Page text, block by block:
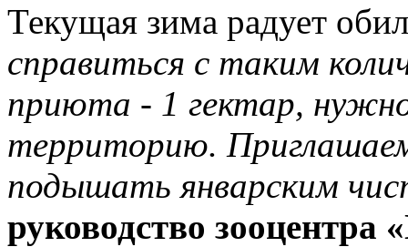
Текущая зима радует
справиться с таким
приюта - 1 гектар,
территорию.
подышать январским
руководство